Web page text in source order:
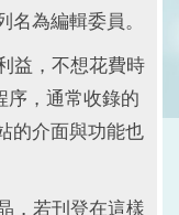
為編輯委員。
，不想花費時
序，通常收錄的
的介面與功能也
若刊登在這樣